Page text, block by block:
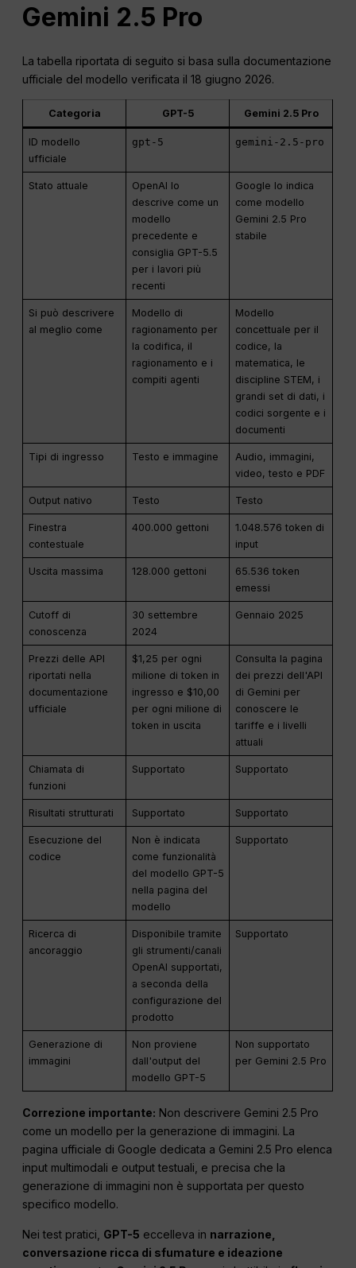
Gemini 2.5 Pro
La tabella riportata di seguito si basa sulla documentazione
ufficiale del modello verificata il 18 giugno 2026.
Categoria GPT-5 Gemini 2.5 Pro
ID modello
ufficiale
gpt-5 gemini-2.5-pro
Stato attuale
OpenAI lo
descrive come un
modello
precedente e
consiglia GPT-5.5
per i lavori più
recenti
Google lo indica
come modello
Gemini 2.5 Pro
stabile
Si può descrivere
al meglio come
Modello di
ragionamento per
la codifica, il
ragionamento e i
compiti agenti
Modello
concettuale per il
codice, la
matematica, le
discipline STEM, i
grandi set di dati, i
codici sorgente e i
documenti
Tipi di ingresso Testo e immagine
Audio, immagini,
video, testo e PDF
Output nativo Testo Testo
Finestra
contestuale
400.000 gettoni
1.048.576 token di
input
Uscita massima 128.000 gettoni
65.536 token
emessi
Cutoff di
conoscenza
30 settembre
2024
Gennaio 2025
Prezzi delle API
riportati nella
documentazione
ufficiale
$1,25 per ogni
milione di token in
ingresso e $10,00
per ogni milione di
token in uscita
Consulta la pagina
dei prezzi dell'API
di Gemini per
conoscere le
tariffe e i livelli
attuali
Chiamata di
funzioni
Supportato Supportato
Risultati strutturati Supportato Supportato
Esecuzione del
codice
Non è indicata
come funzionalità
del modello GPT-5
nella pagina del
modello
Supportato
Ricerca di
ancoraggio
Disponibile tramite
gli strumenti/canali
OpenAI supportati,
a seconda della
configurazione del
prodotto
Supportato
Generazione di
immagini
Non proviene
dall'output del
modello GPT-5
Non supportato
per Gemini 2.5 Pro
Correzione importante: Non descrivere Gemini 2.5 Pro
come un modello per la generazione di immagini. La
pagina ufficiale di Google dedicata a Gemini 2.5 Pro elenca
input multimodali e output testuali, e precisa che la
generazione di immagini non è supportata per questo
specifico modello.
Nei test pratici, GPT-5 eccelleva in narrazione,
conversazione ricca di sfumature e ideazione